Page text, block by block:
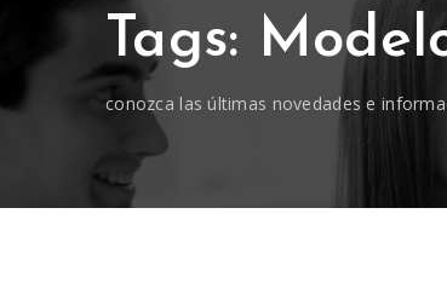
Tags:
conozca las últimas novedades e